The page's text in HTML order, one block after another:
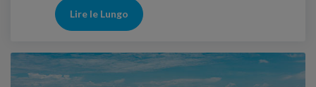
Lire le Lungo